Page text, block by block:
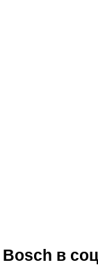
Bosch в